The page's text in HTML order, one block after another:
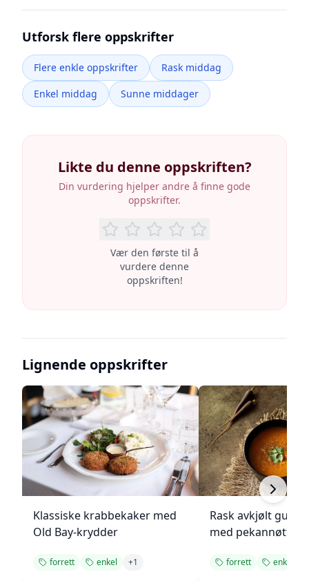
Utforsk flere oppskrifter
Flere enkle oppskrifter
Rask middag
Enkel middag
Sunne middager
Likte du denne oppskriften?
Din vurdering hjelper andre å finne gode
oppskrifter.
Vær den første til å
vurdere denne
oppskriften!
Lignende oppskrifter
Klassiske krabbekaker med
Old Bay-krydder
forrett enkel +1
Rask avkjølt
med pekannøtter
forrett enkel